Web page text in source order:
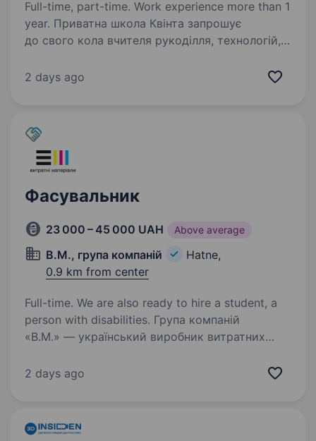
Full-time, part-time. Work experience more than 1
year. Приватна школа Квінта запрошує
до свого кола вчителя рукоділля, технологій,
групами 5−7 класів ОФЛАЙН. Ми пропонуємо:
2 days ago
Фасувальник
23 000 – 45 000 UAH Above average
В.М., група компаній
Hatne,
0.9 km from center
Full-time. We are also ready to hire a student, a
person with disabilities. Група компаній
«В.М.» — український виробник витратних
історією. Ми постійно розвиваємо
2 days ago